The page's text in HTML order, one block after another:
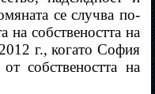
се случва по-
на собствеността на
г., когато София
собствеността на